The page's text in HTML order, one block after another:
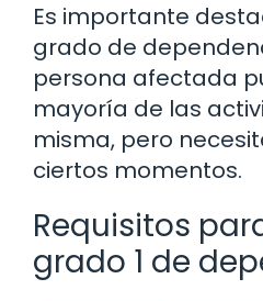
Es importante
grado de
persona afectada
mayoría de las
misma, pero
ciertos momentos.
Requisitos
grado 1 de